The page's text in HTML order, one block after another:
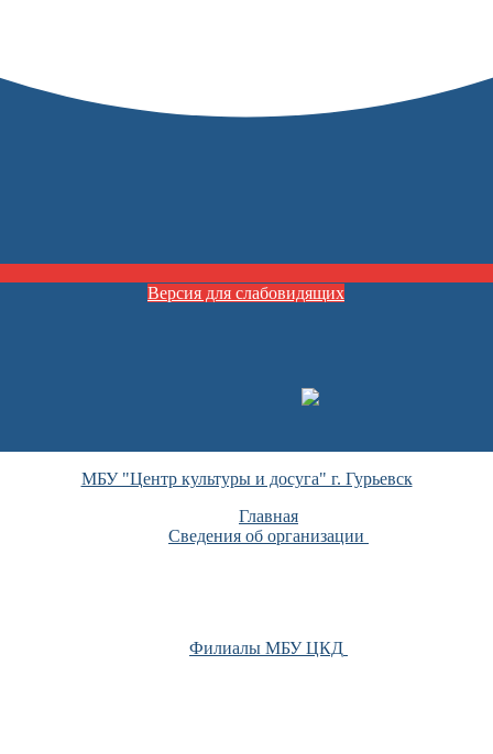
Версия для слабовидящих
МБУ "Центр культуры и досуга" г. Гурьевск
Главная
Сведения об организации
Филиалы МБУ ЦКД